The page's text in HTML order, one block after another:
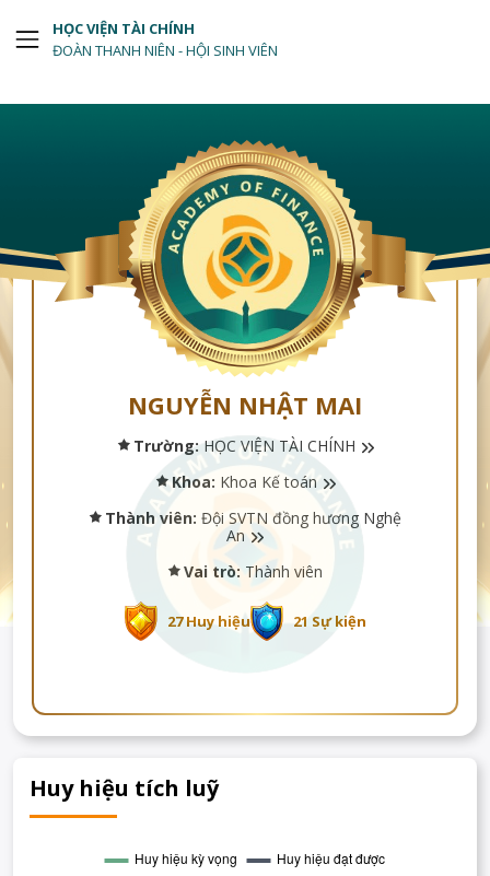
HỌC VIỆN TÀI CHÍNH
ĐOÀN THANH NIÊN - HỘI SINH VIÊN
NGUYỄN NHẬT MAI
Trường: HỌC VIỆN TÀI CHÍNH
Khoa: Khoa Kế toán
Thành viên: Đội SVTN đồng hương Nghệ
An
Vai trò:Thành viên
27 Huy hiệu 21 Sự kiện
Huy hiệu tích luỹ